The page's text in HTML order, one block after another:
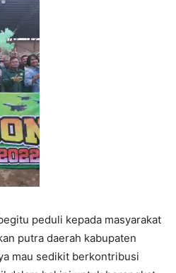
peduli kepada masyarakat
putra daerah kabupaten
mau sedikit berkontribusi